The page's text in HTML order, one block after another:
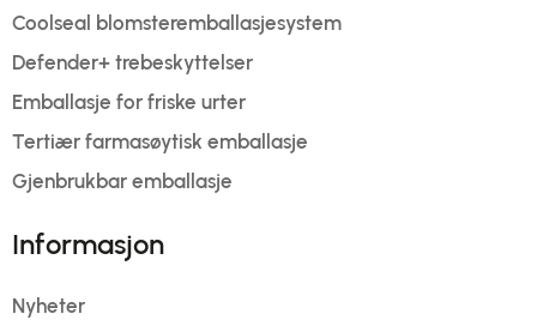
Coolseal blomsteremballasjesystem
Defender+ trebeskyttelser
Emballasje for friske urter
Tertiær farmasøytisk emballasje
Gjenbrukbar emballasje
Informasjon
Nyheter